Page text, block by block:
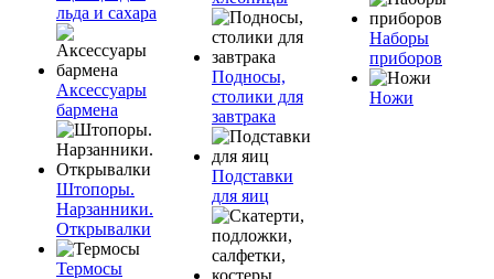
льда и сахара
Аксессуары
бармена
Штопоры.
Нарзанники.
Открывалки
Термосы
Подносы,
столики для
завтрака
Подставки
для яиц
Наборы
приборов
Ножи